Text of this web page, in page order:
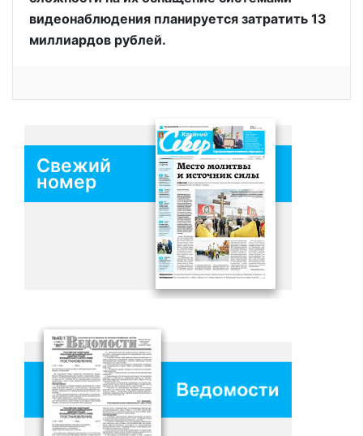
видеонаблюдения планируется затратить 13
миллиардов рублей.
Свежий
номер